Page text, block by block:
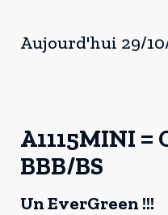
Aujourd'hui 29/10/
A1115MINI =
BBB/BS
Un EverGreen !!!